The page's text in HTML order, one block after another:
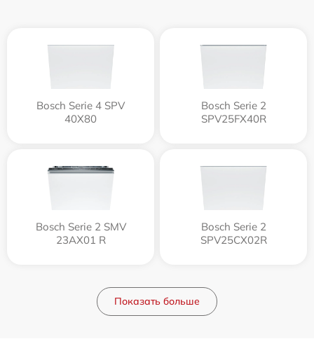
Bosch Serie 4 SPV
40X80
Bosch Serie 2
SPV25FX40R
Bosch Serie 2 SMV
23AX01 R
Bosch Serie 2
SPV25CX02R
Показать больше